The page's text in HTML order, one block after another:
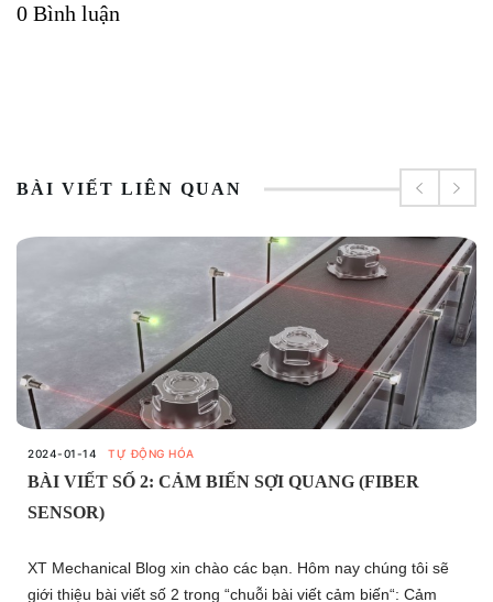
0 Bình luận
BÀI VIẾT LIÊN QUAN
2024-01-14 TỰ ĐỘNG HÓA
BÀI VIẾT SỐ 2: CẢM BIẾN SỢI QUANG (FIBER
SENSOR)
XT Mechanical Blog xin chào các bạn. Hôm nay chúng tôi sẽ
giới thiệu bài viết số 2 trong “chuỗi bài viết cảm biến“: Cảm